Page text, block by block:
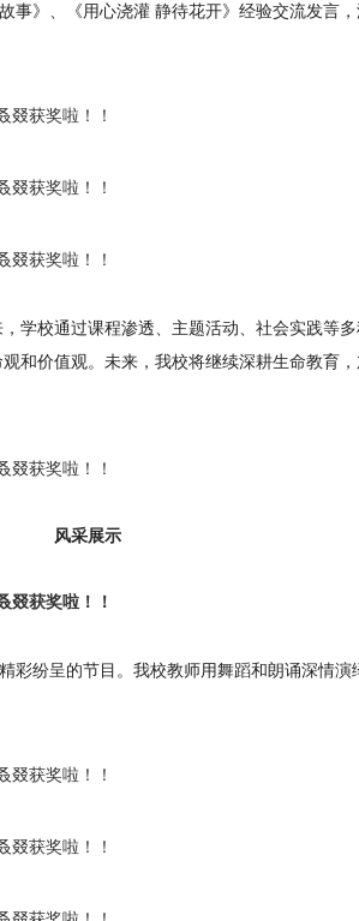
事》、《用心浇灌 静待花开》经验交流发言，
学校通过课程渗透、主题活动、社会实践等多
和价值观。未来，我校将继续深耕生命教育
风采展示
彩纷呈的节目。我校教师用舞蹈和朗诵深情